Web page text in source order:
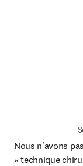
Nous n'avons
« technique